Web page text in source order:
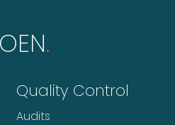
.
Quality Control
Audits